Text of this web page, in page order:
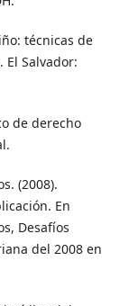
técnicas de
Salvador:
de derecho
(2008).
En
Desafíos
del 2008 en